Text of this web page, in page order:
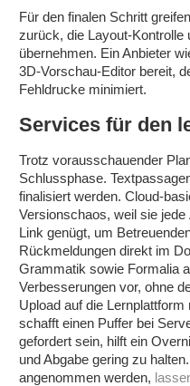
Für den finalen Schritt
zurück, die Layout-Kontrolle
übernehmen. Ein Anbieter
3D-Vorschau-Editor bereit,
Fehldrucke minimiert.
Services für den
Trotz vorausschauender
Schlussphase.
finalisiert werden. Cloud-
Versionschaos, weil sie
Link genügt, um
Rückmeldungen direkt im
Grammatik sowie Formalia
Verbesserungen vor, ohne
Upload auf die
schafft einen Puffer bei
gefordert sein, hilft ein
und Abgabe gering zu
angenommen werden,